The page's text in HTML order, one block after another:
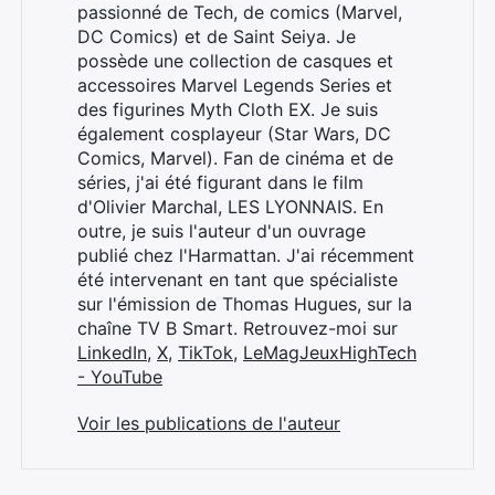
passionné de Tech, de comics (Marvel,
DC Comics) et de Saint Seiya. Je
possède une collection de casques et
accessoires Marvel Legends Series et
des figurines Myth Cloth EX. Je suis
également cosplayeur (Star Wars, DC
Comics, Marvel). Fan de cinéma et de
séries, j'ai été figurant dans le film
d'Olivier Marchal, LES LYONNAIS. En
outre, je suis l'auteur d'un ouvrage
publié chez l'Harmattan. J'ai récemment
été intervenant en tant que spécialiste
sur l'émission de Thomas Hugues, sur la
chaîne TV B Smart. Retrouvez-moi sur
LinkedIn, X, TikTok, LeMagJeuxHighTech
- YouTube
Voir les publications de l'auteur